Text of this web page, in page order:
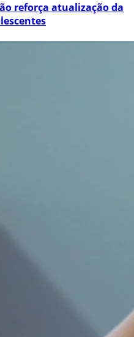
reforça atualização da